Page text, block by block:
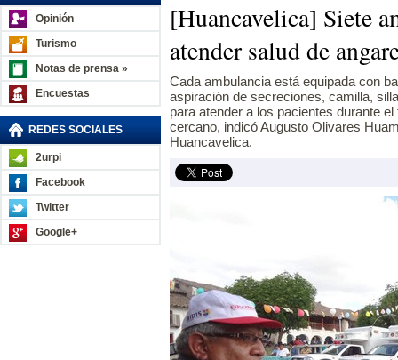
Opinión
Turismo
Notas de prensa »
Encuestas
REDES SOCIALES
2urpi
Facebook
Twitter
Google+
[Huancavelica] Siete
atender salud de
Cada ambulancia está equipada con
aspiración de secreciones, camilla,
para atender a los pacientes durante
cercano, indicó Augusto Olivares
Huancavelica.